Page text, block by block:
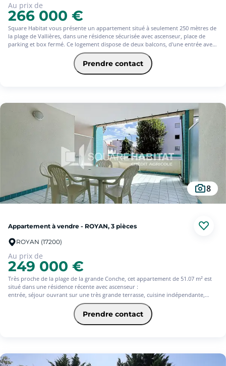
Au prix de
266 000 €
Square Habitat vous présente un appartement situé à seulement 250 mètres de
la plage de Vallières, dans une résidence sécurisée avec ascenseur, place de
parking et box fermé. Ce logement dispose de deux balcons, d'une entrée avec
placard et d'un coin bureau, d'un séjour avec coin cuisine donnant sur le
balcon, d'une chambre avec balcon, d'une salle de bain et des toilettes.
Prendre contact
8
Appartement à vendre - ROYAN, 3 pièces
ROYAN (17200)
Au prix de
249 000 €
Très proche de la plage de la grande Conche, cet appartement de 51.07 m² est
situé dans une résidence récente avec ascenseur :
entrée, séjour ouvrant sur une très grande terrasse, cuisine indépendante,
deux chambres , salle de bains et wc.
Grande terrasse de 22m² .
Au coeur de la ville vous profitez d'un emplacement idéal pour tout faire à
Prendre contact